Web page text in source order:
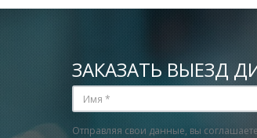
ЗАКАЗАТЬ ВЫЕЗД
Отправляя свои данные, вы